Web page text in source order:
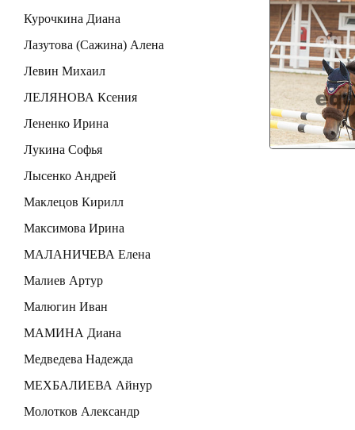
Курочкина Диана
Лазутова (Сажина) Алена
Левин Михаил
ЛЕЛЯНОВА Ксения
Лененко Ирина
Лукина Софья
Лысенко Андрей
Маклецов Кирилл
Максимова Ирина
МАЛАНИЧЕВА Елена
Малиев Артур
Малюгин Иван
МАМИНА Диана
Медведева Надежда
МЕХБАЛИЕВА Айнур
Молотков Александр